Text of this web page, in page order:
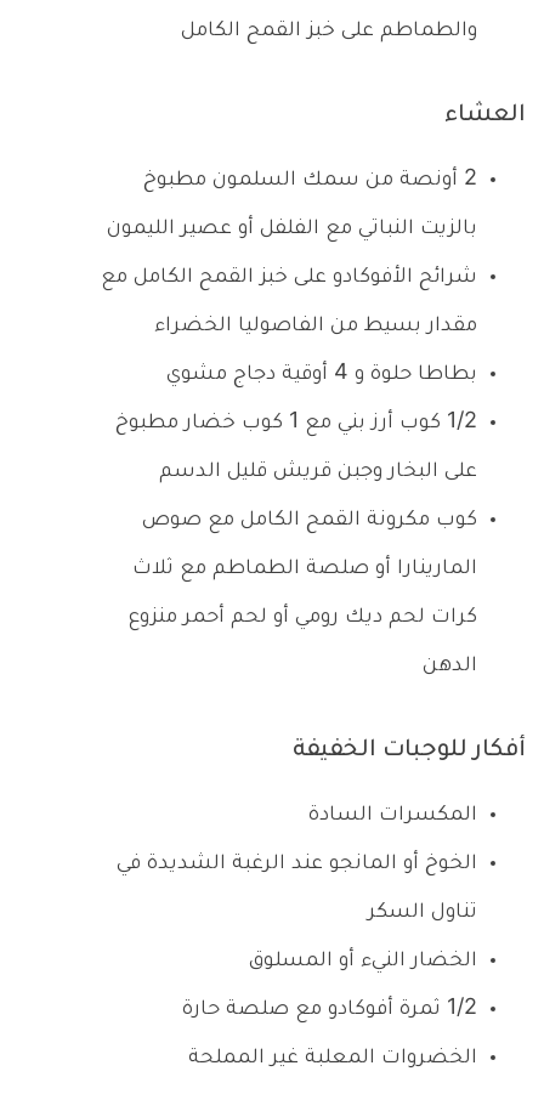
والطماطم على خبز القمح الكامل
العشاء
2 أونصة من سمك السلمون مطبوخ
بالزيت النباتي مع الفلفل أو عصير الليمون
شرائح الأفوكادو على خبز القمح الكامل مع
مقدار بسيط من الفاصوليا الخضراء
بطاطا حلوة و 4 أوقية دجاج مشوي
1/2 كوب أرز بني مع 1 كوب خضار مطبوخ
على البخار وجبن قريش قليل الدسم
كوب مكرونة القمح الكامل مع صوص
المارينارا أو صلصة الطماطم مع ثلاث
كرات لحم ديك رومي أو لحم أحمر منزوع
الدهن
أفكار للوجبات الخفيفة
المكسرات السادة
الخوخ أو المانجو عند الرغبة الشديدة في
تناول السكر
الخضار النيء أو المسلوق
1/2 ثمرة أفوكادو مع صلصة حارة
الخضروات المعلبة غير المملحة